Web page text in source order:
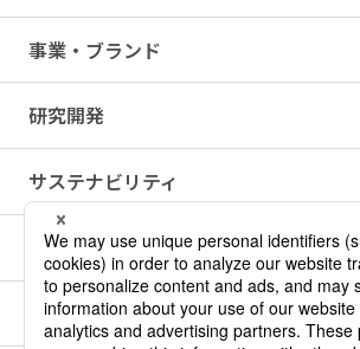
事業・ブランド
研究開発
サステナビリティ
IR情報
採用情報